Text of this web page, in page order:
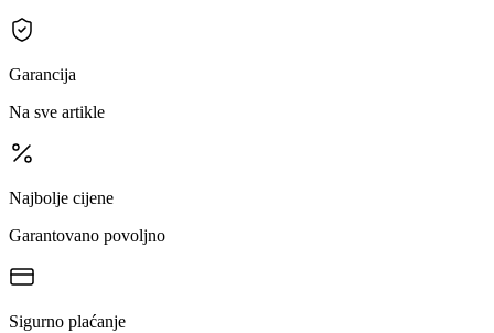
Garancija
Na sve artikle
Najbolje cijene
Garantovano povoljno
Sigurno plaćanje